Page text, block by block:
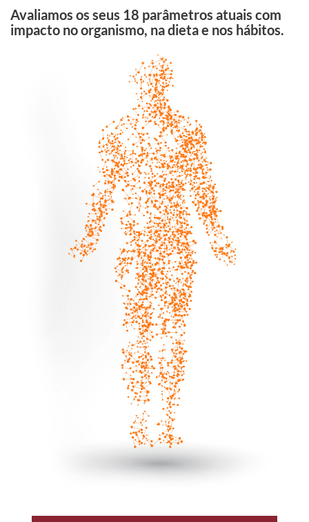
Avaliamos os seus 18 parâmetros atuais com
impacto no organismo, na dieta e nos hábitos.